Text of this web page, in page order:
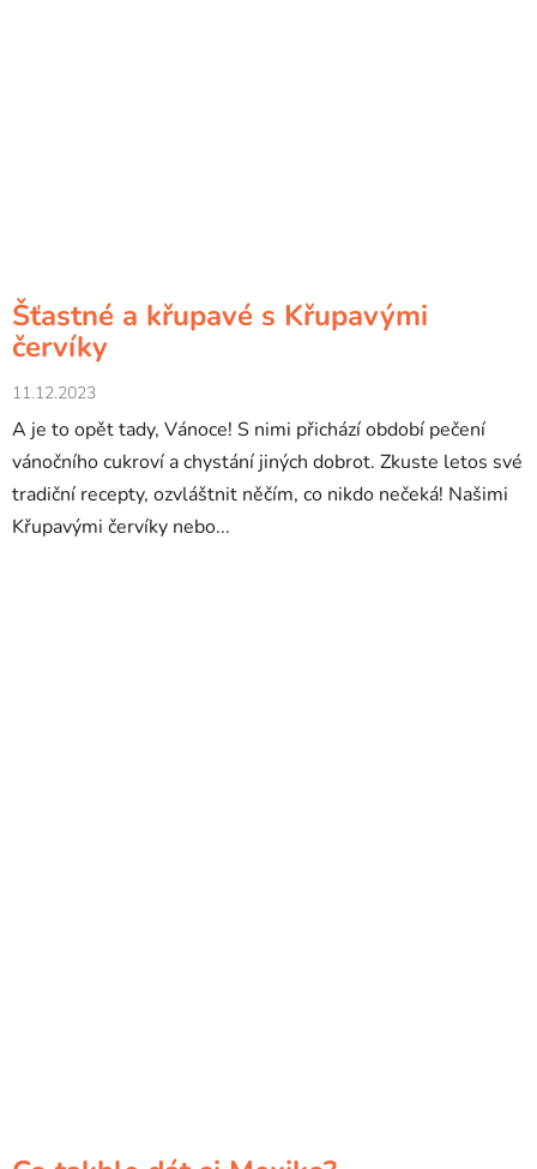
Šťastné a křupavé s Křupavými
červíky
11.12.2023
A je to opět tady, Vánoce! S nimi přichází období pečení
vánočního cukroví a chystání jiných dobrot. Zkuste letos své
tradiční recepty, ozvláštnit něčím, co nikdo nečeká! Našimi
Křupavými červíky nebo...